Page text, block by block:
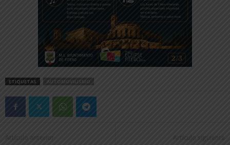
ETIQUETAS AUTOMOVILISMO
Artículo anterior Artículo siguiente